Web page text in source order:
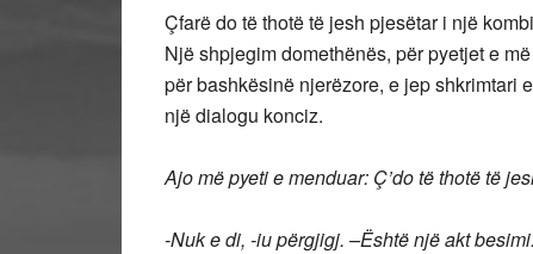
Çfarë do të thotë të jesh pjesëtar i një
Një shpjegim domethënës, për pyetjet e
për bashkësinë njerëzore, e jep shkrimtari
një dialogu konciz.
Ajo më pyeti e menduar: Ç’do të thotë të
-Nuk e di, -iu përgjigj. –Është një akt besimi.